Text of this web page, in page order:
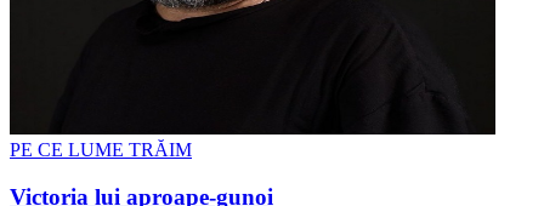
PE CE LUME TRĂIM
Victoria lui aproape-gunoi